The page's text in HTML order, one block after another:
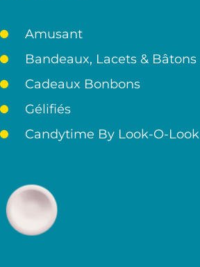
Amusant
Bandeaux, Lacets & Bâtons
Cadeaux Bonbons
Gélifiés
Candytime By Look-O-Look